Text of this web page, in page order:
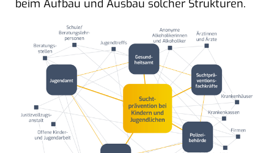
beim Aufbau und Ausbau solcher Strukturen.